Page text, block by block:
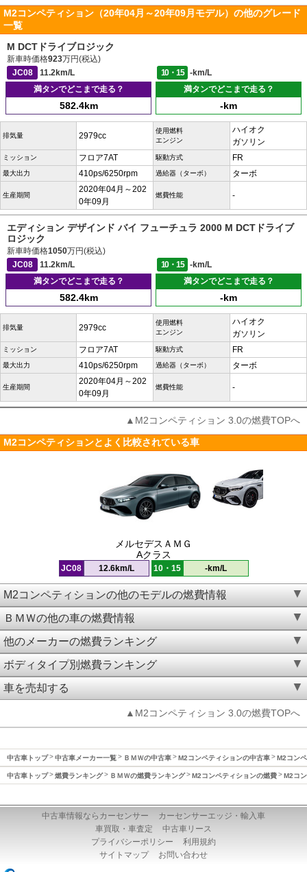
M2コンペティション（20年04月～20年09月モデル）の他のグレード
一覧
M DCTドライブロジック
新車時価格923万円(税込)
JC08
11.2km/L 10・15
-km/L
満タンでどこまで走る？
582.4km
満タンでどこまで走る？
-km
排気量 2979cc
使用燃料
エンジン
ハイオク
ガソリン
ミッション フロア7AT 駆動方式 FR
最大出力 410ps/6250rpm 過給器（ターボ） ターボ
生産期間
2020年04月～202
0年09月
燃費性能 -
エディション デザインド バイ フューチュラ 2000 M DCTドライブ
ロジック
新車時価格1050万円(税込)
JC08
11.2km/L 10・15
-km/L
満タンでどこまで走る？
582.4km
満タンでどこまで走る？
-km
排気量 2979cc
使用燃料
エンジン
ハイオク
ガソリン
ミッション フロア7AT 駆動方式 FR
最大出力 410ps/6250rpm 過給器（ターボ） ターボ
生産期間
2020年04月～202
0年09月
燃費性能 -
▲M2コンペティション 3.0の燃費TOPへ
M2コンペティションとよく比較されている車
メルセデスＡＭＧ
Aクラス
JC08 12.6km/L 10・15 -km/L
M2コンペティションの他のモデルの燃費情報
ＢＭＷの他の車の燃費情報
他のメーカーの燃費ランキング
ボディタイプ別燃費ランキング
車を売却する
▲M2コンペティション 3.0の燃費TOPへ
中古車トップ 中古車メーカー一覧 ＢＭＷの中古車 M2コンペティションの中古車 M2コン
中古車トップ 燃費ランキング ＢＭＷの燃費ランキング M2コンペティションの燃費 M2コ
中古車情報ならカーセンサー
カーセンサーエッジ・輸入車
車買取・車査定
中古車リース
プライバシーポリシー
利用規約
サイトマップ
お問い合わせ